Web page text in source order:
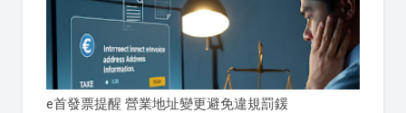
e首發票提醒 營業地址變更避免違規罰鍰